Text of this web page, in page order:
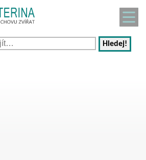
Hledej!